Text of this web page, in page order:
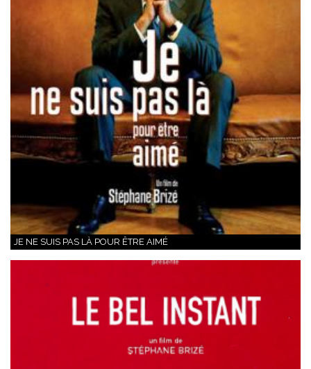
JE NE SUIS PAS LÀ POUR ÊTRE AIMÉ